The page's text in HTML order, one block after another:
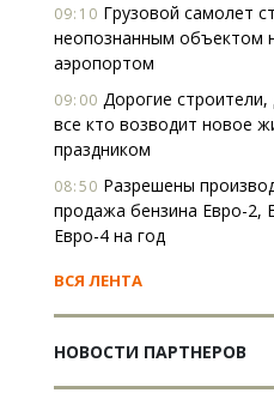
09:10 Грузовой самолет
неопознанным объектом
аэропортом
09:00 Дорогие
все кто возводит новое
праздником
08:50 Разрешены
продажа бензина Евро-2,
Евро-4 на год
ВСЯ ЛЕНТА
НОВОСТИ ПАРТНЕРОВ